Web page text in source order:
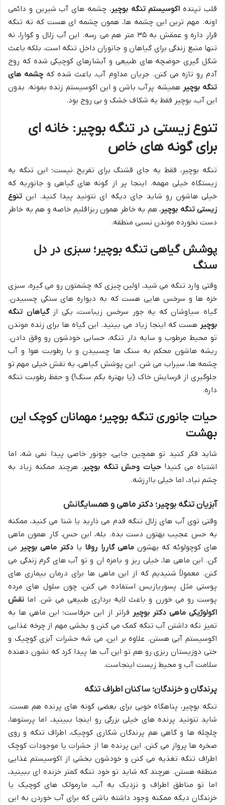
قلب تپنده اکوسیستم تنگه بوچیر، چشمه های آب شیرین و دائمی
اونه. مهم ترین این چشمه ها، همون چشمه ای هست که ته تنگه
قرار داره و عمقش به ۳۵ متر هم می رسه. این آب زلال و گوارا، نه
تنها منبع زندگی برای گیاهان و جانوران داخل تنگه است، بلکه باعث
شکل گیری حوضچه های طبیعی و آبشارهای کوچیکی شده که روح
آدم رو تازه می کنن. جریان مداوم آب، باعث شده که چشمه های
تنگه بوچیر همیشه پرآب باشن و این اکوسیستم زنده بمونه. بدون
این آب، بوچیر فقط یه شکاف خشک و بی روح بود.
تنوع زیستی در تنگه بوچیر: خانه ای
برای گونه های خاص
تنگه بوچیر، فقط یه جای قشنگ برای تفریح نیست؛ این تنگه یه
زیستگاه خیلی مهمه. اینجا پر از گونه های گیاهی و جانوریه که
خیلی هاشون رو شاید جای دیگه ای نتونید پیدا کنید. این تنوع
زیستی تنگه بوچیر، هم به خاطر همون ریزاقلیم خاصه و هم به خاطر
دست نخورده موندن نسبی منطقه.
پوشش گیاهی تنگه بوچیر؛ سبزی در دل
سنگ
وقتی وارد تنگه می شید، اولین چیزی که چشمتون رو می گیره، سبزی
خزه ها و سرخس هایی هست که به دیواره های سنگی چسبیدن.
گیاه سیاوشان که یه جور سرخس زیباست، یکی ازگیاهان تنگه
بوچیر هست که اینجا زیاد می بینید. این گیاه ها برای زنده موندن
تو محیط مرطوب و سایه دار تنگه، حسابی خودشون رو وفق دادن.
ریشه هاشون محکم به سنگ ها چسبیدن و با رطوبت هوا و آب
چشمه ها، سیراب می شن. این پوشش گیاهی، یه نقش خیلی مهم تو
جلوگیری از فرسایش خاک (یا بهتره بگم سنگ!) و حفظ رطوبت تنگه
داره.
حیات جانوری تنگه بوچیر؛ مهمانان کوچک این
بهشت
شاید فکر کنید تو همچین جایی، جونور خاصی پیدا نمی شه، اما
اشتباه می کنید! حیات وحش تنگه بوچیر، هرچند ممکنه زیاد به
چشم نیاد، اما خیلی باارزشه.
آبزیان تنگه بوچیر؛ دکتر ماهی و همسایگانش
وقتی توی آب های زلال تنگه قدم می ذارید یا شنا می کنید، ممکنه
یه حس عجیب بهتون دست بده. بله، این حس، کار همون ماهی
های کوچولوئه که بهشونماهی گاررا روفا یا دکتر ماهی بوچیر می
گن. این ماهی ها، خیلی ریز و بامزه ان و تو آب های گرم زندگی می
کنن. معمولاً شنیدیم که از این ماهی ها برای درمان بیماری های
پوستی مثل پسوریازیس استفاده می کنن، چون سلول های مرده
پوست رو می خورن و باعث لایه برداری طبیعی می شن. اما نقش
اکولوژیکی ماهی دکتر بوچیر فراتر از این حرفاست؛ این ماهی ها به
تمیز نگه داشتن آب تنگه کمک می کنن و بخشی مهم از چرخه غذایی
اکوسیستم آبی هستن. علاوه بر این، می شه حشرات آبزی کوچیک و
حتی دوزیستان ریزی رو هم تو این آب ها پیدا کرد که نشون دهنده
سلامت آب و محیط زیست اینجاست.
پرندگان و خزندگان؛ ساکنان اطراف تنگه
تنگه بوچیر، پناهگاه خوبی برای بعضی گونه های پرنده هم هست.
شاید نتونید پرنده های خیلی بزرگی رو اینجا ببینید، اما پرستوها،
چلچله ها و گاهی هم پرندگان شکاری کوچیک، اطراف تنگه و روی
صخره ها پرواز می کنن. این پرنده ها از حشرات یا موجودات کوچک
اطراف تنگه تغذیه می کنن و خودشون بخشی از اکوسیستم غذایی
منطقه هستن. هرچند که شاید تو خود تنگه کمتر خزنده ای ببینید،
اما تو مناطق اطراف و نزدیک به آب، مارمولک های کوچیک یا
خزندگان دیگه ممکنه وجود داشته باشن که برای آب خوردن به این